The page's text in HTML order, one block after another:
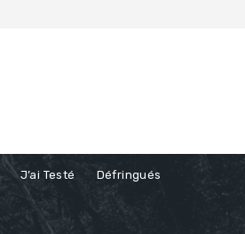
J’ai Testé Défringués